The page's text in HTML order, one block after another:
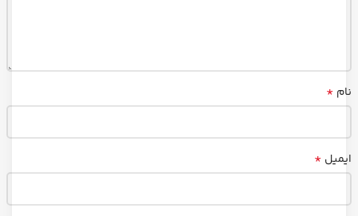
نام *
ایمیل *